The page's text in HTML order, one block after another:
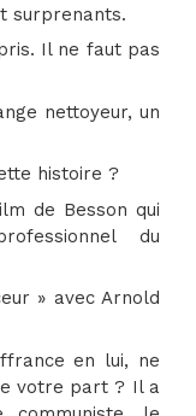
surprenants.
Il ne faut pas
nettoyeur, un
histoire ?
de Besson qui
du
» avec Arnold
en lui, ne
votre part ? Il a